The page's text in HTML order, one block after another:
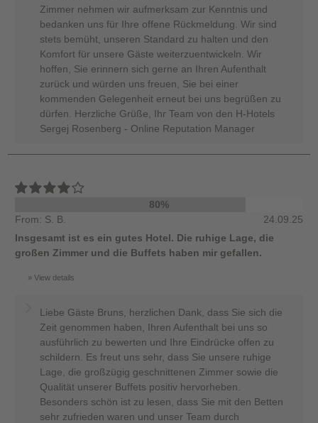
Zimmer nehmen wir aufmerksam zur Kenntnis und
bedanken uns für Ihre offene Rückmeldung. Wir sind
stets bemüht, unseren Standard zu halten und den
Komfort für unsere Gäste weiterzuentwickeln. Wir
hoffen, Sie erinnern sich gerne an Ihren Aufenthalt
zurück und würden uns freuen, Sie bei einer
kommenden Gelegenheit erneut bei uns begrüßen zu
dürfen. Herzliche Grüße, Ihr Team von den H-Hotels
Sergej Rosenberg - Online Reputation Manager
80%
From: S. B.
24.09.25
Insgesamt ist es ein gutes Hotel. Die ruhige Lage, die
großen Zimmer und die Buffets haben mir gefallen.
View details
Liebe Gäste Bruns, herzlichen Dank, dass Sie sich die
Zeit genommen haben, Ihren Aufenthalt bei uns so
ausführlich zu bewerten und Ihre Eindrücke offen zu
schildern. Es freut uns sehr, dass Sie unsere ruhige
Lage, die großzügig geschnittenen Zimmer sowie die
Qualität unserer Buffets positiv hervorheben.
Besonders schön ist zu lesen, dass Sie mit den Betten
sehr zufrieden waren und unser Team durch